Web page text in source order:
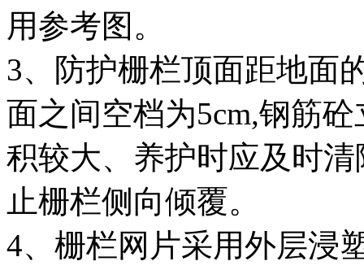
用参考图。
3、防护栅栏顶面距地面
面之间空档为5cm,钢筋
积较大、养护时应及时
止栅栏侧向倾覆。
4、栅栏网片采用外层浸